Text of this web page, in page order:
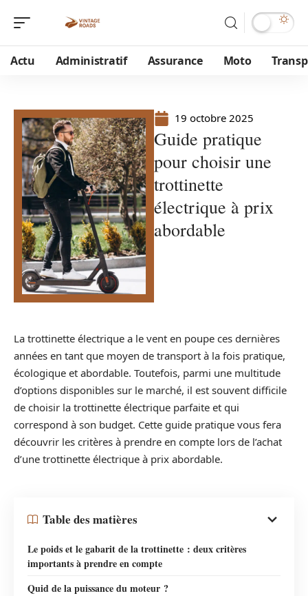
Actu Administratif Assurance Moto
19 octobre 2025
Guide pratique
pour choisir une
trottinette
électrique à prix
abordable
La trottinette électrique a le vent en poupe ces dernières
années en tant que moyen de transport à la fois pratique,
écologique et abordable. Toutefois, parmi une multitude
d’options disponibles sur le marché, il est souvent difficile
de choisir la trottinette électrique parfaite et qui
correspond à son budget. Cette guide pratique vous fera
découvrir les critères à prendre en compte lors de l’achat
d’une trottinette électrique à prix abordable.
Table des matières
Le poids et le gabarit de la trottinette : deux critères
importants à prendre en compte
Quid de la puissance du moteur ?